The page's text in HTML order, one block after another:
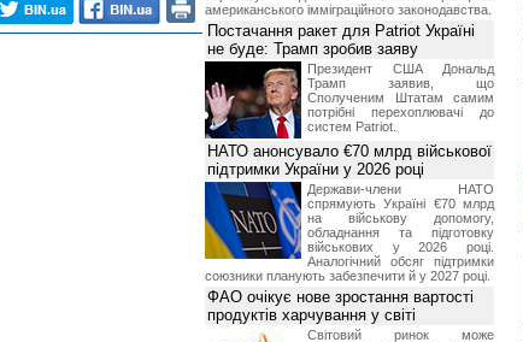
американського імміграційного законодавства.
Постачання ракет для Patriot Україні
не буде: Трамп зробив заяву
Президент США Дональд
Трамп заявив, що
Сполученим Штатам самим
потрібні перехоплювачі до
систем Patriot.
НАТО анонсувало €70 млрд військової
підтримки України у 2026 році
Держави-члени НАТО
спрямують Україні €70 млрд
на військову допомогу,
обладнання та підготовку
військових у 2026 році.
Аналогічний обсяг підтримки
союзники планують забезпечити й у 2027 році.
ФАО очікує нове зростання вартості
продуктів харчування у світі
Світовий ринок може